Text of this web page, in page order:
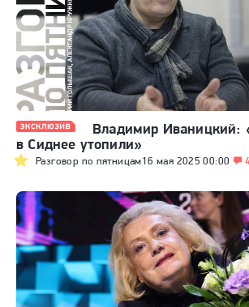
Разговор по пятницам16 мая 2025 00:00
Владимир Иваницкий:
в Сиднее утопили»